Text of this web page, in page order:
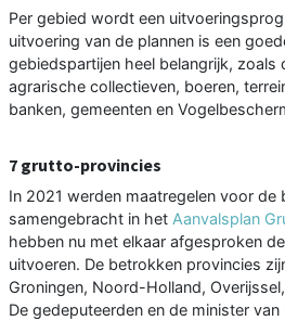
Per gebied wordt een
uitvoering van de plannen is een
gebiedspartijen heel belangrijk, zoals
agrarische collectieven, boeren,
banken, gemeenten en
7 grutto-provincies
In 2021 werden maatregelen voor de
samengebracht in het Aanvalsplan
hebben nu met elkaar afgesproken
uitvoeren. De betrokken provincies
Groningen, Noord-Holland,
De gedeputeerden en de minister